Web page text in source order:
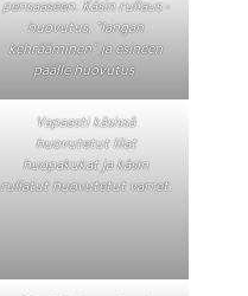
pensaaseen. Käsin rullaus -
huovutus, ”langan
kehrääminen” ja esineen
päälle huovutus.
Vapaasti käsissä
huovutetut lilat
huopakukat ja käsin
rullatut huovutetut varret.